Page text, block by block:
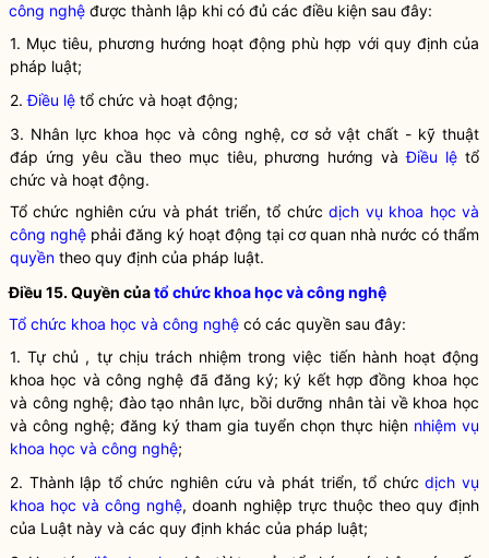
công nghệ được thành lập khi có đủ các điều kiện sau đây:
1. Mục tiêu, phương hướng hoạt động phù hợp với quy định của
pháp luật;
2.Điều lệ tổ chức và hoạt động;
3. Nhân lực khoa học và công nghệ, cơ sở vật chất - kỹ thuật
đáp ứng yêu cầu theo mục tiêu, phương hướng vàĐiều lệ tổ
chức và hoạt động.
Tổ chức nghiên cứu và phát triển, tổ chứcdịch vụ khoa học và
công nghệ phải đăng ký hoạt động tại cơ quan nhà nước có thẩm
quyền theo quy định của pháp luật.
Điều 15. Quyền củatổ chức khoa học và công nghệ
Tổ chức khoa học và công nghệ có các quyền sau đây:
1. Tự chủ , tự chịu trách nhiệm trong việc tiến hành hoạt động
khoa học và công nghệ đã đăng ký; ký kết hợp đồng khoa học
và công nghệ; đào tạo nhân lực, bồi dưỡng nhân tài về khoa học
và công nghệ; đăng ký tham gia tuyển chọn thực hiện nhiệm vụ
khoa học và công nghệ;
2. Thành lập tổ chức nghiên cứu và phát triển, tổ chứcdịch vụ
khoa học và công nghệ, doanh nghiệp trực thuộc theo quy định
của Luật này và các quy định khác của pháp luật;